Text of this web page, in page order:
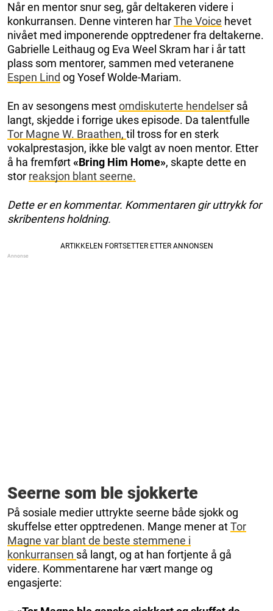
Når en mentor snur seg, går deltakeren videre i
konkurransen. Denne vinteren harThe Voice hevet
nivået med imponerende opptredener fra deltakerne.
Gabrielle Leithaug og Eva Weel Skram har i år tatt
plass som mentorer, sammen med veteranene
Espen Lind og Yosef Wolde-Mariam.
En av sesongens mestomdiskuterte hendelser så
langt, skjedde i forrige ukes episode. Da talentfulle
Tor Magne W. Braathen, til tross for en sterk
vokalprestasjon, ikke ble valgt av noen mentor. Etter
å ha fremført«Bring Him Home», skapte dette en
stor reaksjon blant seerne.
Dette er en kommentar. Kommentaren gir uttrykk for
skribentens holdning.
Seerne som ble sjokkerte
På sosiale medier uttrykte seerne både sjokk og
skuffelse etter opptredenen. Mange mener atTor
Magne var blant de beste stemmene i
konkurransen så langt, og at han fortjente å gå
videre. Kommentarene har vært mange og
engasjerte: